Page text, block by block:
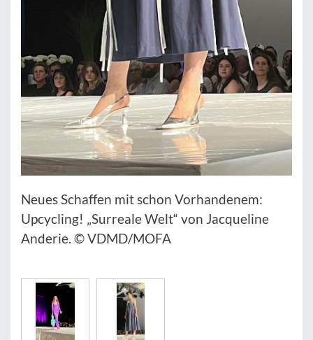
Neues Schaffen mit schon Vorhandenem:
Upcycling! „Surreale Welt“ von Jacqueline
Anderie. © VDMD/MOFA